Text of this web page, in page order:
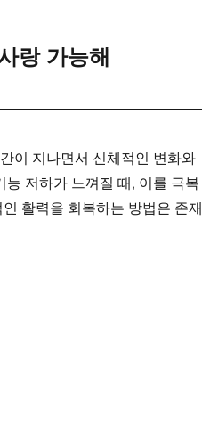
랑 가능해
이 지나면서 신체적인 변화와
저하가 느껴질 때, 이를 극복
활력을 회복하는 방법은 존재